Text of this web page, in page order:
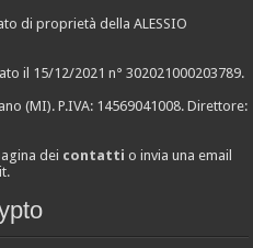
di proprietà della ALESSIO
il 15/12/2021 n° 302021000203789.
(MI). P.IVA: 14569041008. Direttore:
dei contatti o invia una email
.